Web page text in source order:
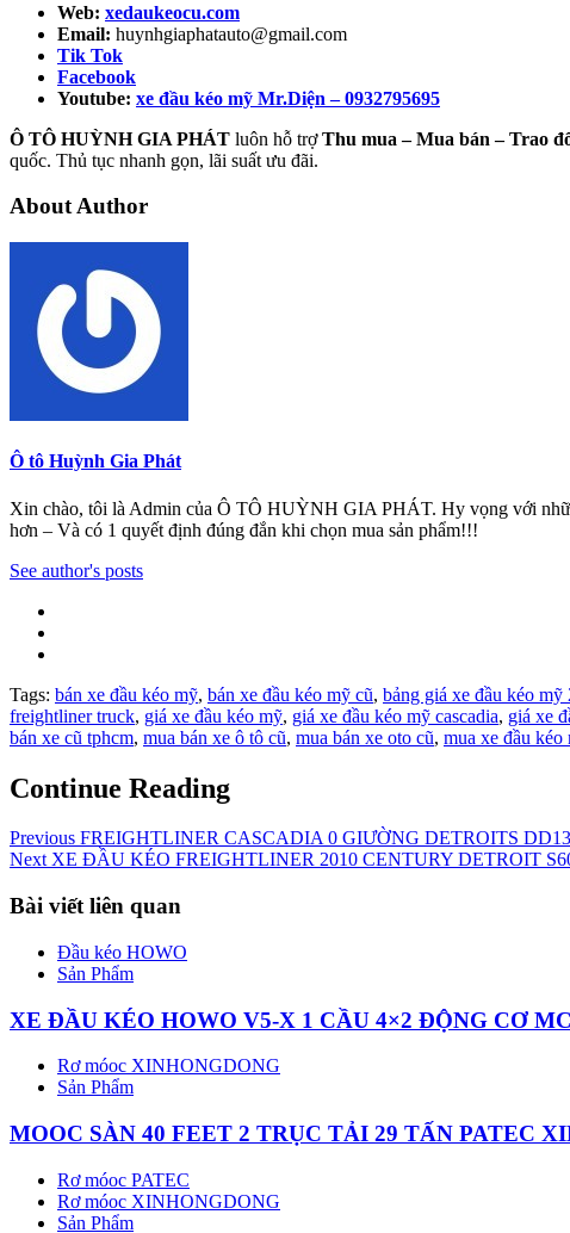
Web: xedaukeocu.com
Email: huynhgiaphatauto@gmail.com
Tik Tok
Facebook
Youtube: xe đầu kéo mỹ Mr.Diện – 0932795695
Ô TÔ HUỲNH GIA PHÁT luôn hỗ trợThu mua – Mua bán – Trao
quốc. Thủ tục nhanh gọn, lãi suất ưu đãi.
About Author
Ô tô Huỳnh Gia Phát
Xin chào, tôi là Admin của Ô TÔ HUỲNH GIA PHÁT. Hy vọng với
hơn – Và có 1 quyết định đúng đắn khi chọn mua sản phẩm!!!
See author's posts
Tags: bán xe đầu kéo mỹ, bán xe đầu kéo mỹ cũ, bảng giá xe đầu kéo mỹ
freightliner truck, giá xe đầu kéo mỹ, giá xe đầu kéo mỹ cascadia, giá xe
bán xe cũ tphcm, mua bán xe ô tô cũ, mua bán xe oto cũ, mua xe đầu kéo
Continue Reading
Previous FREIGHTLINER CASCADIA 0 GIƯỜNG DETROITS DD13
NextXE ĐẦU KÉO FREIGHTLINER 2010 CENTURY DETROIT
Bài viết liên quan
Đầu kéo HOWO
Sản Phẩm
XE ĐẦU KÉO HOWO V5-X 1 CẦU 4×2 ĐỘNG CƠ
Rơ móoc XINHONGDONG
Sản Phẩm
MOOC SÀN 40 FEET 2 TRỤC TẢI 29 TẤN PATEC
Rơ móoc PATEC
Rơ móoc XINHONGDONG
Sản Phẩm